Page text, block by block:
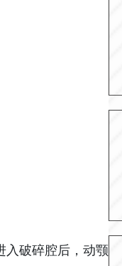
入破碎腔后，动颚